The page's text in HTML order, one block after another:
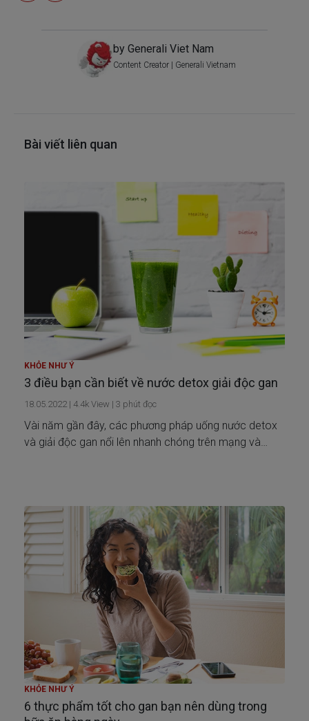
by Generali Viet Nam
Content Creator | Generali Vietnam
Bài viết liên quan
KHỎE NHƯ Ý
3 điều bạn cần biết về nước detox giải độc gan
18.05.2022 | 4.4k View | 3 phút đọc
Vài năm gần đây, các phương pháp uống nước detox
và giải độc gan nổi lên nhanh chóng trên mạng và
KHỎE NHƯ Ý
6 thực phẩm tốt cho gan bạn nên dùng trong